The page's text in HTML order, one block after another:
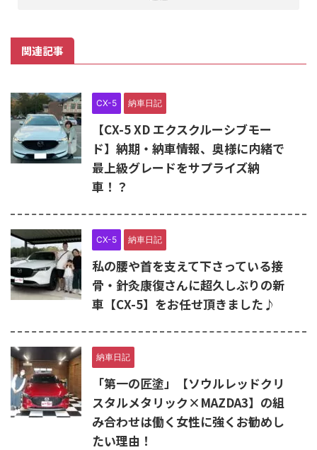
関連記事
CX-5 納車日記
【CX-5 XD エクスクルーシブモー
ド】納期・納車情報、奥様に内緒で
最上級グレードをサプライズ納
車！？
CX-5 納車日記
私の腰や首を支えて下さっている接
骨・針灸康復さんに超久しぶりの新
車【CX-5】をお任せ頂きました♪
納車日記
「第一の匠塗」【ソウルレッドクリ
スタルメタリック×MAZDA3】の組
み合わせは働く女性に強くお勧めし
たい理由！